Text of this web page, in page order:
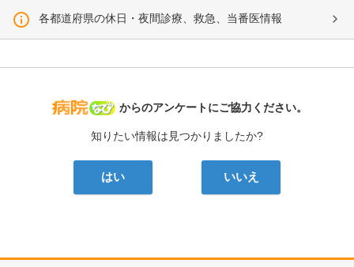
各都道府県の休日・夜間診療、救急、当番医情報
病院なび
からのアンケートにご協力ください。
知りたい情報は見つかりましたか?
はい いいえ